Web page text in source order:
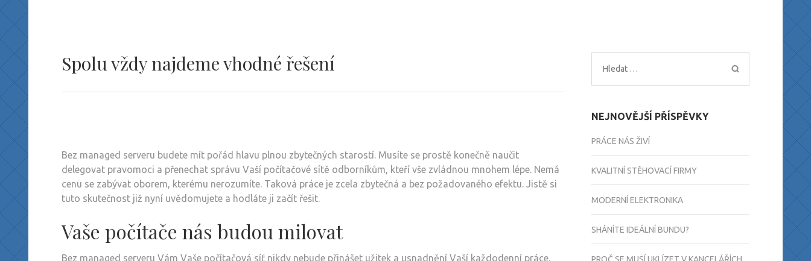
Spolu vždy najdeme vhodné řešení
Bez managed serveru budete mít pořád hlavu plnou zbytečných starostí. Musíte se prostě konečně naučit
delegovat pravomoci a přenechat správu Vaší počítačové sítě odborníkům, kteří vše zvládnou mnohem lépe. Nemá
cenu se zabývat oborem, kterému nerozumíte. Taková práce je zcela zbytečná a bez požadovaného efektu. Jistě si
tuto skutečnost již nyní uvědomujete a hodláte ji začít řešit.
Vaše počítače nás budou milovat
Bez managed serveru Vám Vaše počítačová síť nikdy nebude přinášet užitek a usnadnění Vaší každodenní práce.
Vyhledávání
NEJNOVĚJŠÍ PŘÍSPĚVKY
PRÁCE NÁS ŽIVÍ
KVALITNÍ STĚHOVACÍ FIRMY
MODERNÍ ELEKTRONIKA
SHÁNÍTE IDEÁLNÍ BUNDU?